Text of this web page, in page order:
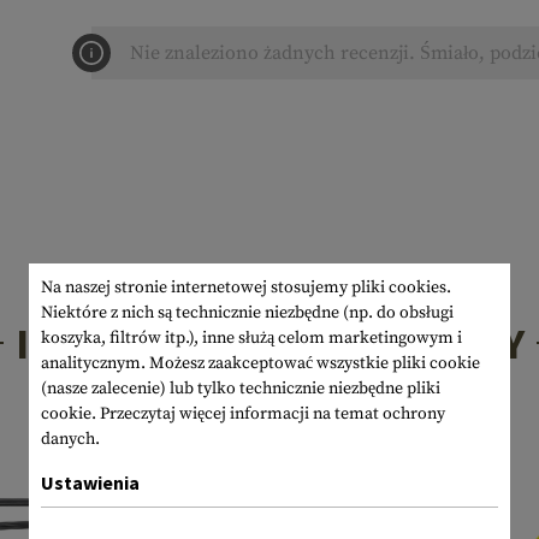
Nie znaleziono żadnych recenzji. Śmiało,
INTERESUJĄCE PRODUKTY
Na naszej stronie internetowej stosujemy pliki cookies.
Niektóre z nich są technicznie niezbędne (np. do obsługi
koszyka, filtrów itp.), inne służą celom marketingowym i
analitycznym. Możesz zaakceptować wszystkie pliki cookie
(nasze zalecenie) lub tylko technicznie niezbędne pliki
cookie. Przeczytaj więcej informacji na temat ochrony
danych.
Ustawienia